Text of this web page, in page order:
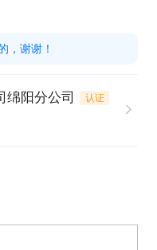
基础电脑操作、有
及以上学历，
成+月冠奖+团队
上不封顶）
天弹性休假，休假自
，谢谢！
绵阳分公司 认证